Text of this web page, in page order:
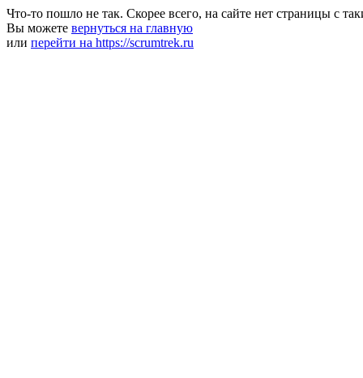
Что-то пошло не так. Скорее всего, на сайте нет страницы с
Вы можете вернуться на главную
или перейти на https://scrumtrek.ru